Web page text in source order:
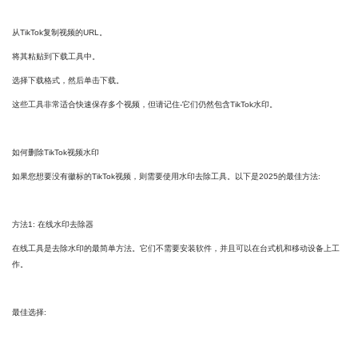
从TikTok复制视频的URL。
将其粘贴到下载工具中。
选择下载格式，然后单击下载。
这些工具非常适合快速保存多个视频，但请记住-它们仍然包含TikTok水印。
如何删除TikTok视频水印
如果您想要没有徽标的TikTok视频，则需要使用水印去除工具。以下是2025的最佳方法:
方法1: 在线水印去除器
在线工具是去除水印的最简单方法。它们不需要安装软件，并且可以在台式机和移动设备上工
作。
最佳选择: